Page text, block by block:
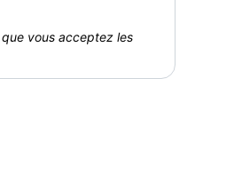
vous acceptez les